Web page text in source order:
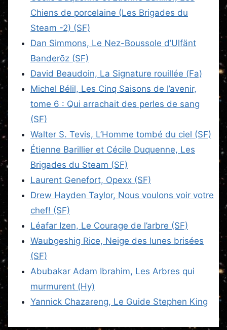
Chiens de porcelaine (Les Brigades du
Steam -2) (SF)
Dan Simmons, Le Nez-Boussole d’Ulfänt
Banderõz (SF)
David Beaudoin, La Signature rouillée (Fa)
Michel Bélil, Les Cinq Saisons de l’avenir,
tome 6 : Qui arrachait des perles de sang
(SF)
Walter S. Tevis, L’Homme tombé du ciel (SF)
Étienne Barillier et Cécile Duquenne, Les
Brigades du Steam (SF)
Laurent Genefort, Opexx (SF)
Drew Hayden Taylor, Nous voulons voir votre
chef! (SF)
Léafar Izen, Le Courage de l’arbre (SF)
Waubgeshig Rice, Neige des lunes brisées
(SF)
Abubakar Adam Ibrahim, Les Arbres qui
murmurent (Hy)
Yannick Chazareng, Le Guide Stephen King